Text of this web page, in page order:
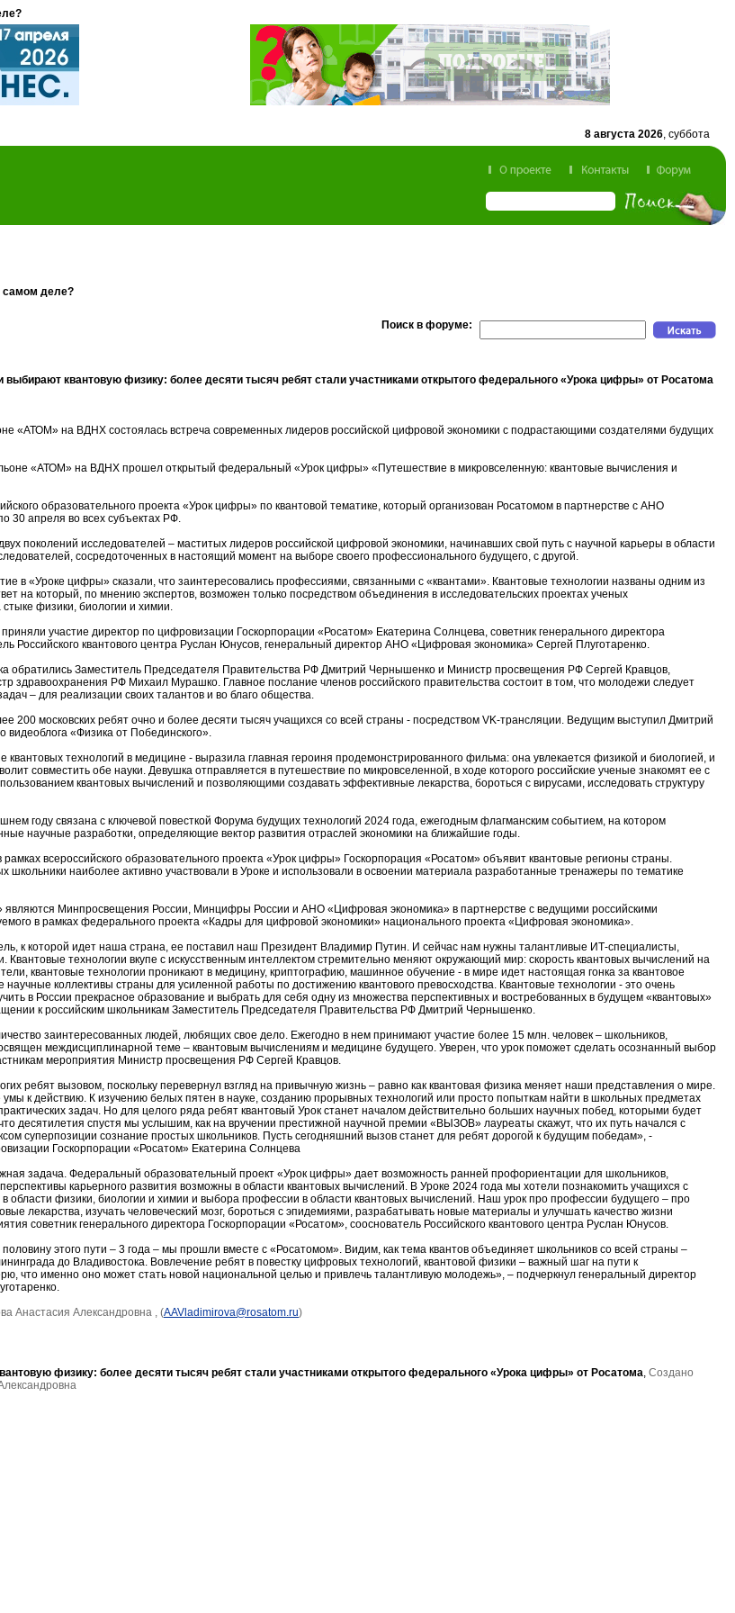
8 августа 2026, суббота
самом деле?
Поиск в форуме:
выбирают квантовую физику: более десяти тысяч ребят стали участниками открытого федерального «Урока цифры» от Росатома
«АТОМ» на ВДНХ состоялась встреча современных лидеров российской цифровой экономики с подрастающими создателями будущих
«АТОМ» на ВДНХ прошел открытый федеральный «Урок цифры» «Путешествие в микровселенную: квантовые вычисления и
образовательного проекта «Урок цифры» по квантовой тематике, который организован Росатомом в партнерстве с АНО
30 апреля во всех субъектах РФ.
поколений исследователей – маститых лидеров российской цифровой экономики, начинавших свой путь с научной карьеры в области
сосредоточенных в настоящий момент на выборе своего профессионального будущего, с другой.
в «Уроке цифры» сказали, что заинтересовались профессиями, связанными с «квантами». Квантовые технологии названы одним из
на который, по мнению экспертов, возможен только посредством объединения в исследовательских проектах ученых
физики, биологии и химии.
участие директор по цифровизации Госкорпорации «Росатом» Екатерина Солнцева, советник генерального директора
Российского квантового центра Руслан Юнусов, генеральный директор АНО «Цифровая экономика» Сергей Плуготаренко.
обратились Заместитель Председателя Правительства РФ Дмитрий Чернышенко и Министр просвещения РФ Сергей Кравцов,
здравоохранения РФ Михаил Мурашко. Главное послание членов российского правительства состоит в том, что молодежи следует
– для реализации своих талантов и во благо общества.
200 московских ребят очно и более десяти тысяч учащихся со всей страны - посредством VK-трансляции. Ведущим выступил Дмитрий
видеоблога «Физика от Побединского».
технологий в медицине - выразила главная героиня продемонстрированного фильма: она увлекается физикой и биологией, и
совместить обе науки. Девушка отправляется в путешествие по микровселенной, в ходе которого российские ученые знакомят ее с
квантовых вычислений и позволяющими создавать эффективные лекарства, бороться с вирусами, исследовать структуру
году связана с ключевой повесткой Форума будущих технологий 2024 года, ежегодным флагманским событием, на котором
научные разработки, определяющие вектор развития отраслей экономики на ближайшие годы.
всероссийского образовательного проекта «Урок цифры» Госкорпорация «Росатом» объявит квантовые регионы страны.
школьники наиболее активно участвовали в Уроке и использовали в освоении материала разработанные тренажеры по тематике
являются Минпросвещения России, Минцифры России и АНО «Цифровая экономика» в партнерстве с ведущими российскими
в рамках федерального проекта «Кадры для цифровой экономики» национального проекта «Цифровая экономика».
к которой идет наша страна, ее поставил наш Президент Владимир Путин. И сейчас нам нужны талантливые ИТ-специалисты,
Квантовые технологии вкупе с искусственным интеллектом стремительно меняют окружающий мир: скорость квантовых вычислений на
квантовые технологии проникают в медицину, криптографию, машинное обучение - в мире идет настоящая гонка за квантовое
коллективы страны для усиленной работы по достижению квантового превосходства. Квантовые технологии - это очень
в России прекрасное образование и выбрать для себя одну из множества перспективных и востребованных в будущем «квантовых»
к российским школьникам Заместитель Председателя Правительства РФ Дмитрий Чернышенко.
заинтересованных людей, любящих свое дело. Ежегодно в нем принимают участие более 15 млн. человек – школьников,
междисциплинарной теме – квантовым вычислениям и медицине будущего. Уверен, что урок поможет сделать осознанный выбор
мероприятия Министр просвещения РФ Сергей Кравцов.
ребят вызовом, поскольку перевернул взгляд на привычную жизнь – равно как квантовая физика меняет наши представления о мире.
к действию. К изучению белых пятен в науке, созданию прорывных технологий или просто попыткам найти в школьных предметах
задач. Но для целого ряда ребят квантовый Урок станет началом действительно больших научных побед, которыми будет
десятилетия спустя мы услышим, как на вручении престижной научной премии «ВЫЗОВ» лауреаты скажут, что их путь начался с
суперпозиции сознание простых школьников. Пусть сегодняшний вызов станет для ребят дорогой к будущим победам», -
Госкорпорации «Росатом» Екатерина Солнцева
задача. Федеральный образовательный проект «Урок цифры» дает возможность ранней профориентации для школьников,
карьерного развития возможны в области квантовых вычислений. В Уроке 2024 года мы хотели познакомить учащихся с
области физики, биологии и химии и выбора профессии в области квантовых вычислений. Наш урок про профессии будущего – про
лекарства, изучать человеческий мозг, бороться с эпидемиями, разрабатывать новые материалы и улучшать качество жизни
советник генерального директора Госкорпорации «Росатом», сооснователь Российского квантового центра Руслан Юнусов.
этого пути – 3 года – мы прошли вместе с «Росатомом». Видим, как тема квантов объединяет школьников со всей страны –
до Владивостока. Вовлечение ребят в повестку цифровых технологий, квантовой физики – важный шаг на пути к
что именно оно может стать новой национальной целью и привлечь талантливую молодежь», – подчеркнул генеральный директор
Анастасия Александровна , (AAVladimirova@rosatom.ru)
физику: более десяти тысяч ребят стали участниками открытого федерального «Урока цифры» от Росатома, Создано